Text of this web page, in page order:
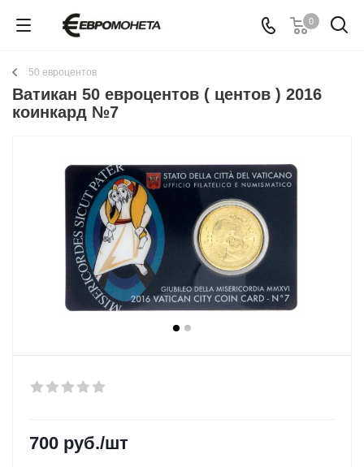
0
50 евроцентов
Ватикан 50 евроцентов ( центов ) 2016
коинкард №7
700 руб./шт